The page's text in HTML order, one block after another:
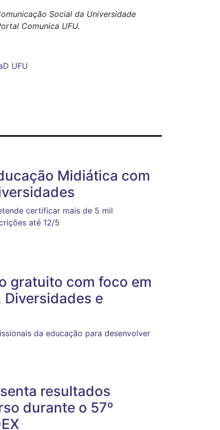
Social da Universidade
Comunica UFU.
UFU
Midiática com
certificar mais de 5 mil
até 12/5
gratuito com foco em
Diversidades e
da educação para desenvolver
resultados
durante o 57º